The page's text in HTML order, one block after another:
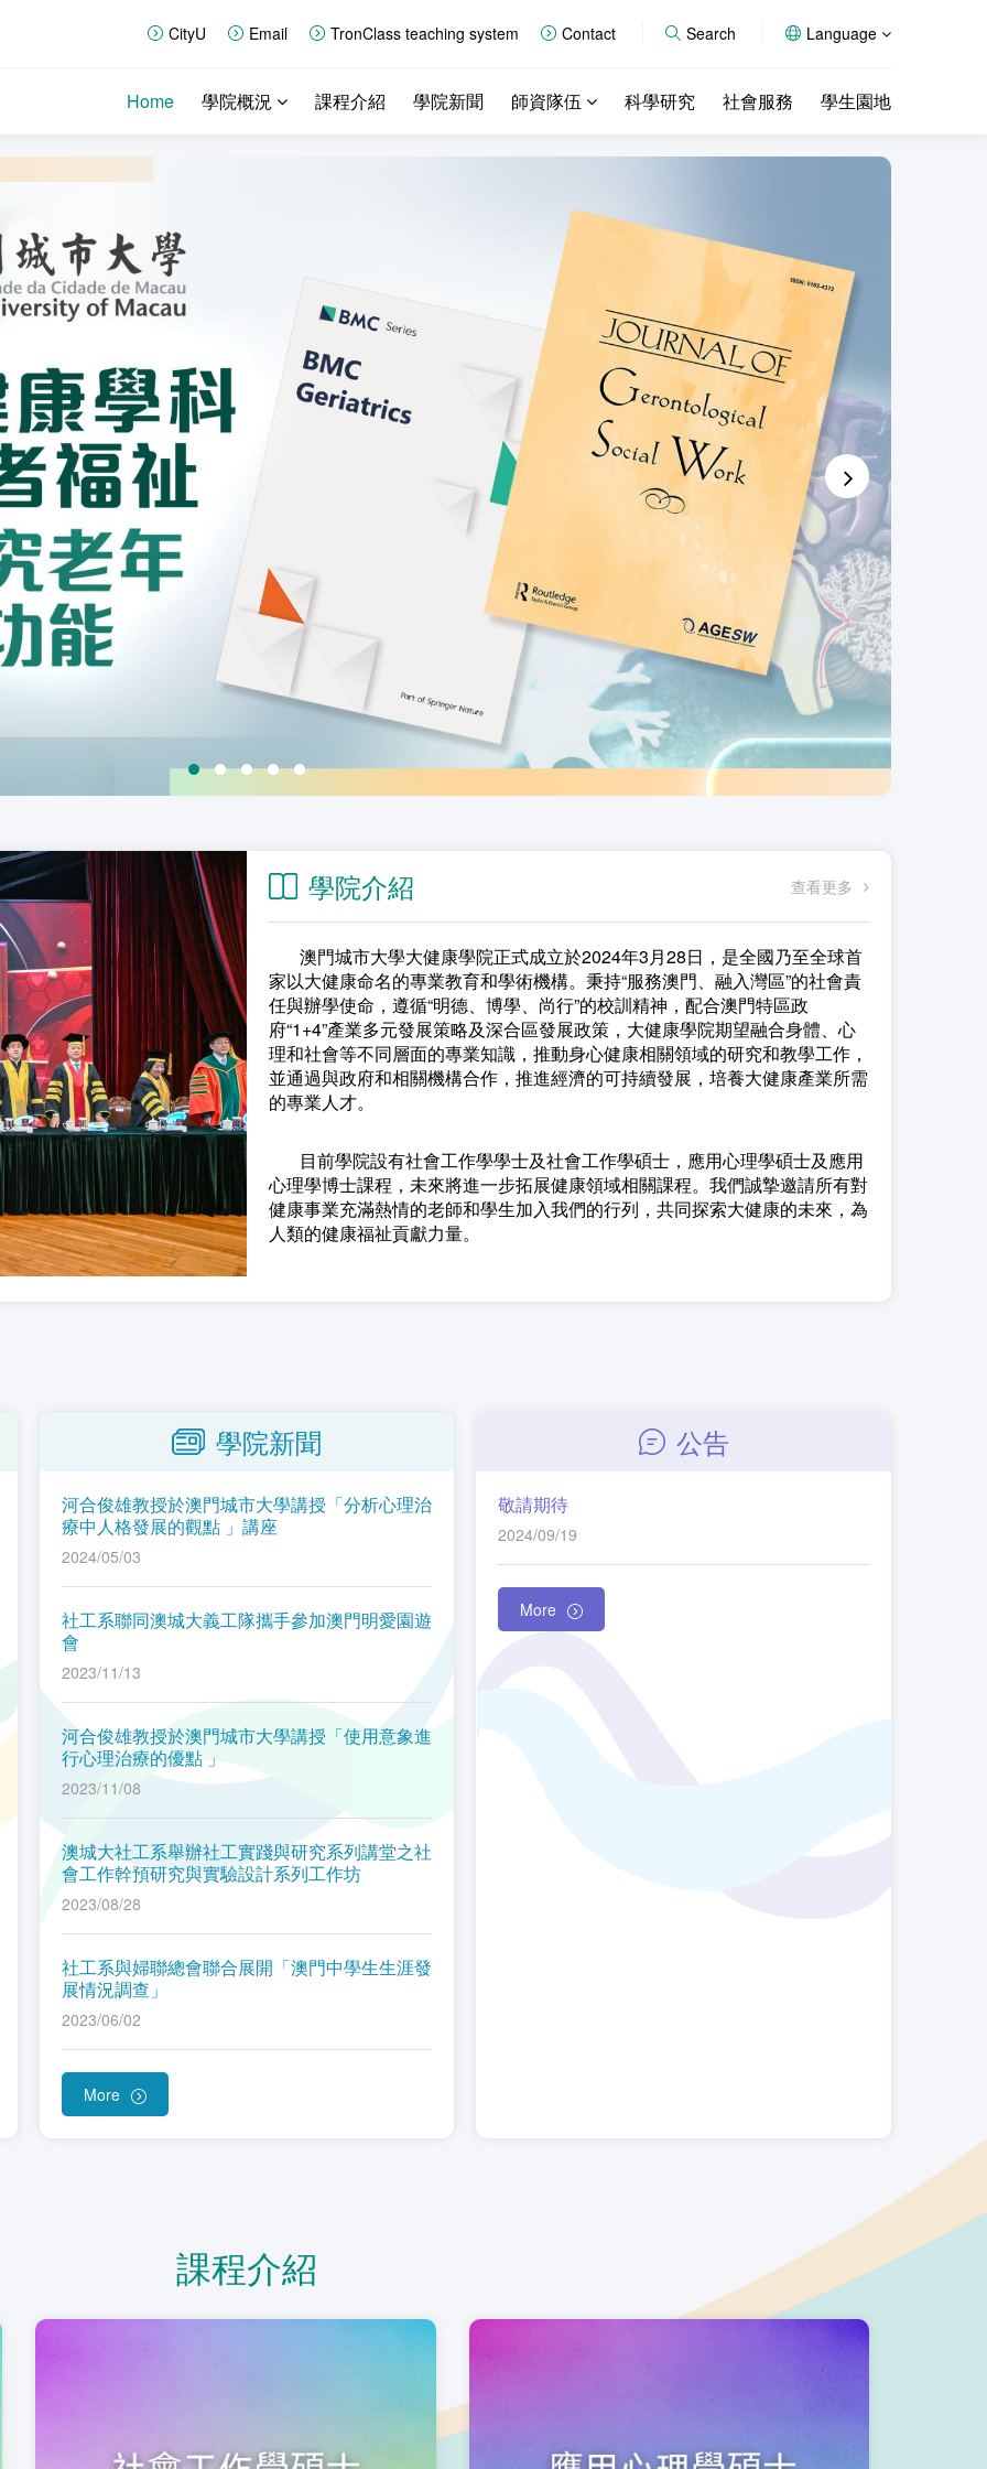
CityU Email TronClass teaching system Contact Search Language
Home 學院概況 課程介紹 學院新聞 師資隊伍 科學研究 社會服務 學生園地
學院介紹 查看更多
澳門城市大學大健康學院正式成立於2024年3月28日，是全國乃至全球首
家以大健康命名的專業教育和學術機構。秉持“服務澳門、融入灣區”的社會責
任與辦學使命，遵循“明德、博學、尚行”的校訓精神，配合澳門特區政
府“1+4”產業多元發展策略及深合區發展政策，大健康學院期望融合身體、心
理和社會等不同層面的專業知識，推動身心健康相關領域的研究和教學工作，
並通過與政府和相關機構合作，推進經濟的可持續發展，培養大健康產業所需
的專業人才。
目前學院設有社會工作學學士及社會工作學碩士，應用心理學碩士及應用
心理學博士課程，未來將進一步拓展健康領域相關課程。我們誠摯邀請所有對
健康事業充滿熱情的老師和學生加入我們的行列，共同探索大健康的未來，為
人類的健康福祉貢獻力量。
學院新聞
河合俊雄教授於澳門城市大學講授「分析心理治
療中人格發展的觀點 」講座
2024/05/03
社工系聯同澳城大義工隊攜手參加澳門明愛園遊
會
2023/11/13
河合俊雄教授於澳門城市大學講授「使用意象進
行心理治療的優點 」
2023/11/08
澳城大社工系舉辦社工實踐與研究系列講堂之社
會工作幹預研究與實驗設計系列工作坊
2023/08/28
社工系與婦聯總會聯合展開「澳門中學生生涯發
展情況調查」
2023/06/02
More
公告
敬請期待
2024/09/19
More
課程介紹